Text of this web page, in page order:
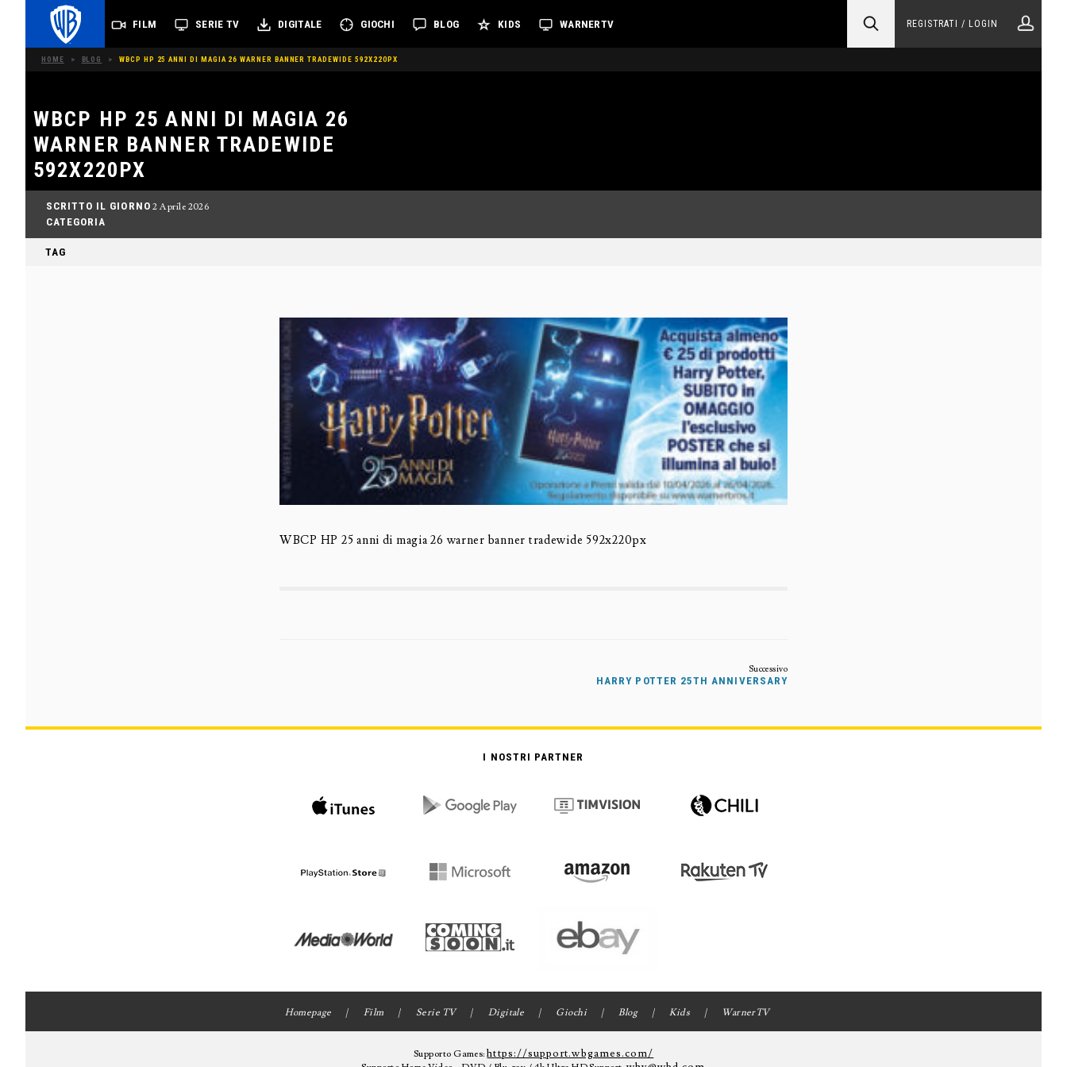
FILM SERIE TV DIGITALE GIOCHI BLOG KIDS WARNERTV REGISTRATI / LOGIN
HOME > BLOG > WBCP HP 25 ANNI DI MAGIA 26 WARNER BANNER TRADEWIDE 592X220PX
WBCP HP 25 ANNI DI MAGIA 26
WARNER BANNER TRADEWIDE
592X220PX
SCRITTO IL GIORNO 2 Aprile 2026
CATEGORIA
TAG
WBCP HP 25 anni di magia 26 warner banner tradewide 592x220px
HARRY POTTER 25TH ANNIVERSARY
I NOSTRI PARTNER
Homepage Film Serie TV Digitale Giochi Blog Kids WarnerTV
Supporto Games:https://support.wbgames.com/